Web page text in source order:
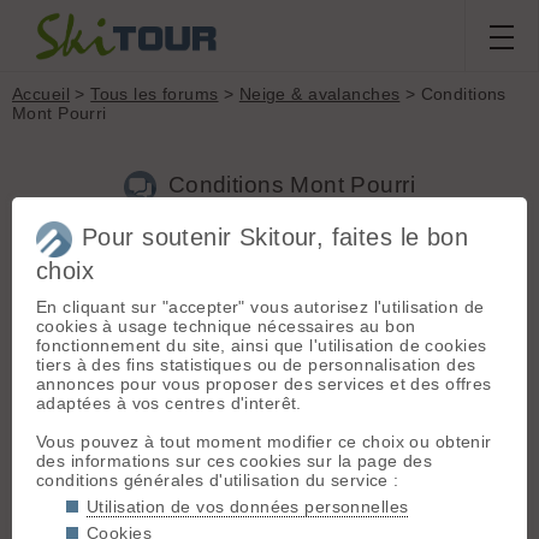
Accueil >Tous les forums > Neige & avalanches > Conditions
Mont Pourri
Conditions Mont Pourri
Nouveau sujet
G
givre74[ 3posts] - Le 28/05/2019 15:27
Bonjour ,
Quelles sont les conditions pour le Pourri depuis la station des
Arcs;
attitude de chaussage, crevasses ?
D donerf[ 5posts] - Le 29/05/2019 16:59
Chaussage à la station,2150m.
Pour soutenir Skitour, faites le bon
choix
En cliquant sur "accepter" vous autorisez l'utilisation de
cookies à usage technique nécessaires au bon
fonctionnement du site, ainsi que l'utilisation de cookies
tiers à des fins statistiques ou de personnalisation des
annonces pour vous proposer des services et des offres
adaptées à vos centres d'interêt.
Vous pouvez à tout moment modifier ce choix ou obtenir
des informations sur ces cookies sur la page des
conditions générales d'utilisation du service :
Utilisation de vos données personnelles
Cookies